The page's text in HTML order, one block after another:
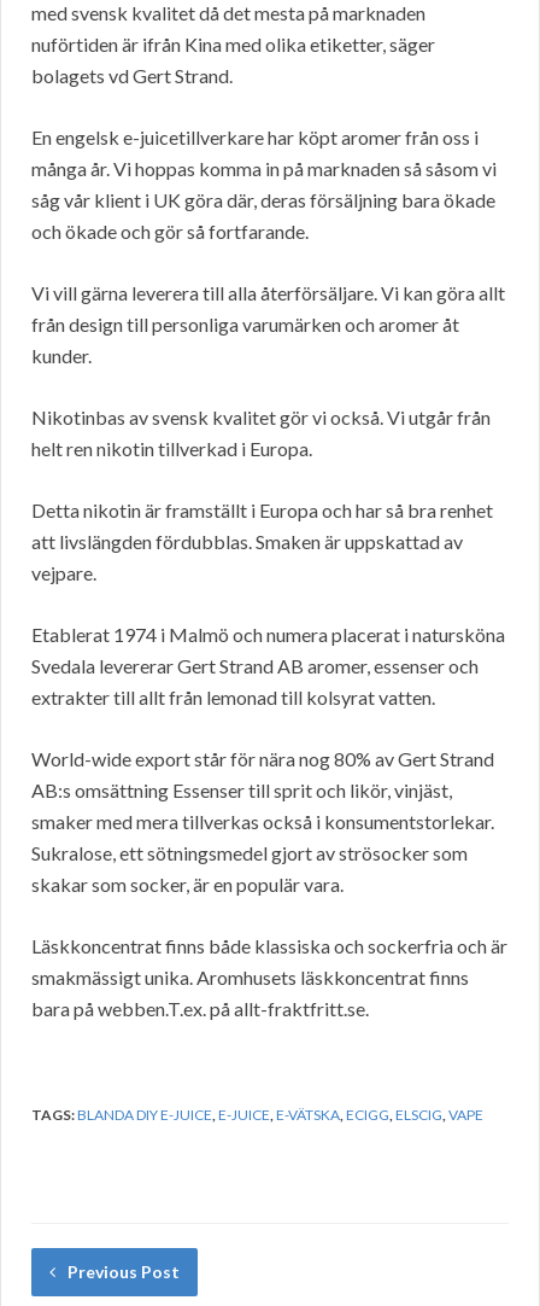
med svensk kvalitet då det mesta på marknaden
nuförtiden är ifrån Kina med olika etiketter, säger
bolagets vd Gert Strand.
En engelsk e-juicetillverkare har köpt aromer från oss i
många år. Vi hoppas komma in på marknaden så såsom vi
såg vår klient i UK göra där, deras försäljning bara ökade
och ökade och gör så fortfarande.
Vi vill gärna leverera till alla återförsäljare. Vi kan göra allt
från design till personliga varumärken och aromer åt
kunder.
Nikotinbas av svensk kvalitet gör vi också. Vi utgår från
helt ren nikotin tillverkad i Europa.
Detta nikotin är framställt i Europa och har så bra renhet
att livslängden fördubblas. Smaken är uppskattad av
vejpare.
Etablerat 1974 i Malmö och numera placerat i natursköna
Svedala levererar Gert Strand AB aromer, essenser och
extrakter till allt från lemonad till kolsyrat vatten.
World-wide export står för nära nog 80% av Gert Strand
AB:s omsättning Essenser till sprit och likör, vinjäst,
smaker med mera tillverkas också i konsumentstorlekar.
Sukralose, ett sötningsmedel gjort av strösocker som
skakar som socker, är en populär vara.
Läskkoncentrat finns både klassiska och sockerfria och är
smakmässigt unika. Aromhusets läskkoncentrat finns
bara på webben.T.ex. på allt-fraktfritt.se.
TAGS:BLANDA DIY E-JUICE,E-JUICE,E-VÄTSKA,ECIGG,ELSCIG,VAPE
Previous Post